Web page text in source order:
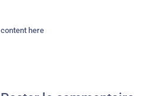
content here